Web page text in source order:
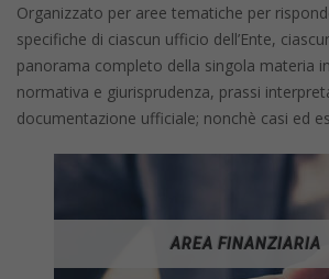
Organizzato per aree tematiche per
specifiche di ciascun ufficio dell’Ente,
panorama completo della singola materia
normativa e giurisprudenza, prassi
documentazione ufficiale; nonchè casi ed
AREA FINANZIARIA